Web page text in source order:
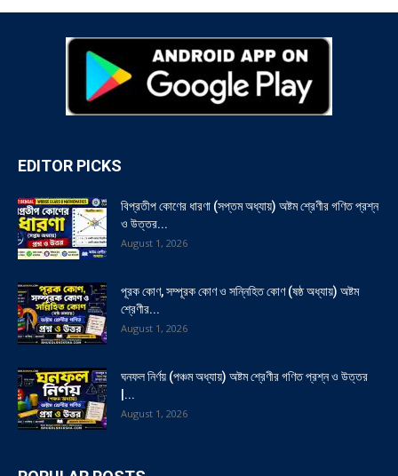
EDITOR PICKS
বিপ্রতীপ কোণের ধারণা (সপ্তম অধ্যায়) অষ্টম শ্রেণীর গণিত প্রশ্ন
ও উত্তর...
August 1, 2026
পূরক কোণ, সম্পূরক কোণ ও সন্নিহিত কোণ (ষষ্ঠ অধ্যায়) অষ্টম
শ্রেণীর...
August 1, 2026
ঘনফল নির্ণয় (পঞ্চম অধ্যায়) অষ্টম শ্রেণীর গণিত প্রশ্ন ও উত্তর
|...
August 1, 2026